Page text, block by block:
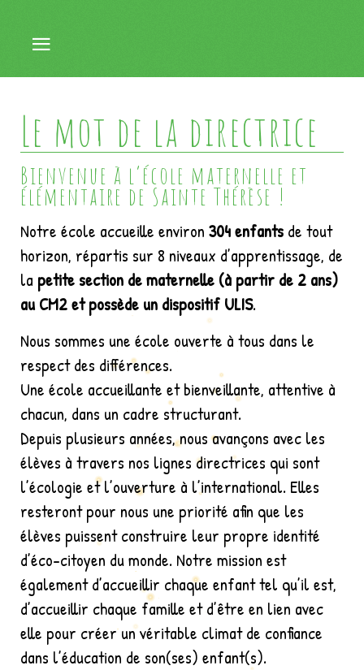
Le mot de la directrice
Bienvenue à l’école maternelle et
élémentaire de Sainte Thérèse !
Notre école accueille environ 304 enfants de tout
horizon, répartis sur 8 niveaux d’apprentissage, de
la petite section de maternelle (à partir de 2 ans)
au CM2 et possède un dispositif ULIS.
Nous sommes une école ouverte à tous dans le
respect des différences.
Une école accueillante et bienveillante, attentive à
chacun, dans un cadre structurant.
Depuis plusieurs années, nous avançons avec les
élèves à travers nos lignes directrices qui sont
l’écologie et l’ouverture à l’international. Elles
resteront pour nous une priorité afin que les
élèves puissent construire leur propre identité
d’éco-citoyen du monde. Notre mission est
également d’accueillir chaque enfant tel qu’il est,
d’accueillir chaque famille et d’être en lien avec
elle pour créer un véritable climat de confiance
dans l’éducation de son(ses) enfant(s).